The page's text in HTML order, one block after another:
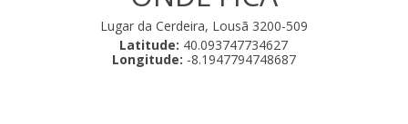
Lugar da Cerdeira, Lousã 3200-509
Latitude: 40.093747734627
Longitude: -8.1947794748687